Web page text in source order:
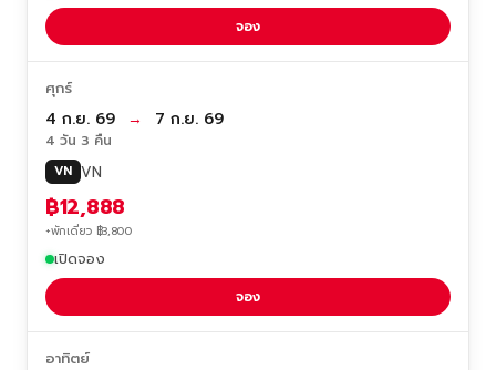
จอง
ศุกร์
4 ก.ย. 69 → 7 ก.ย. 69
4 วัน 3 คืน
VN VN
฿12,888
+พักเดี่ยว ฿3,800
เปิดจอง
จอง
อาทิตย์